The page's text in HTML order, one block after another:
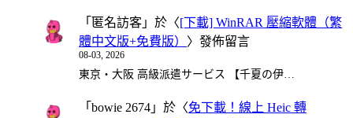
「 匿名訪客 」於〈[下載] WinRAR 壓縮軟體（繁
體中文版+免費版） 〉發佈留言
08-03, 2026
東京・大阪 高級派遣サービス 【千夏の伊…
「 bowie 2674 」於〈免下載！線上 Heic 轉